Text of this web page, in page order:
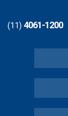
(11) 4061-1200